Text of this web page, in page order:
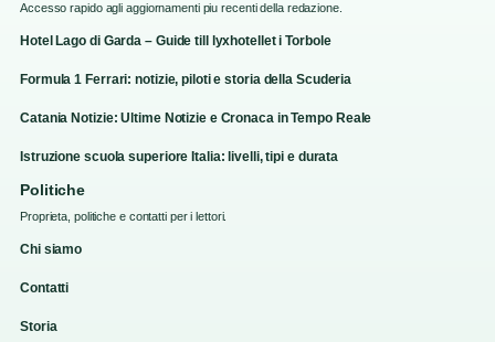
Accesso rapido agli aggiornamenti piu recenti della redazione.
Hotel Lago di Garda – Guide till lyxhotellet i Torbole
Formula 1 Ferrari: notizie, piloti e storia della Scuderia
Catania Notizie: Ultime Notizie e Cronaca in Tempo Reale
Istruzione scuola superiore Italia: livelli, tipi e durata
Politiche
Proprieta, politiche e contatti per i lettori.
Chi siamo
Contatti
Storia